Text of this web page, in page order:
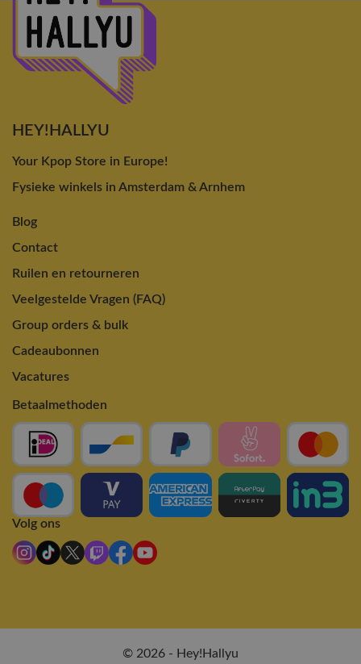
HEY!HALLYU
Your Kpop Store in Europe!
Fysieke winkels in Amsterdam & Arnhem
Blog
Contact
Ruilen en retourneren
Veelgestelde Vragen (FAQ)
Group orders & bulk
Cadeaubonnen
Vacatures
Betaalmethoden
Volg ons
© 2026 - Hey!Hallyu